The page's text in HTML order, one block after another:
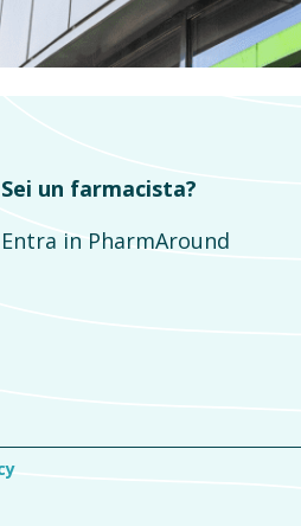
Sei un farmacista?
Entra in PharmAround